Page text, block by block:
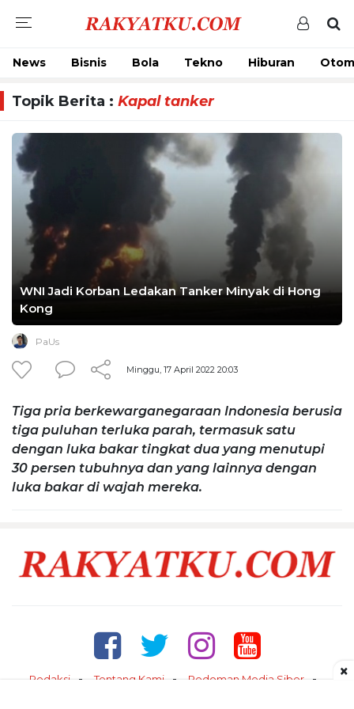
News Bisnis Bola Tekno Hiburan
Topik Berita : Kapal tanker
WNI Jadi Korban Ledakan Tanker Minyak di Hong
Kong
PaUs
Minggu, 17 April 2022 20:03
Tiga pria berkewarganegaraan Indonesia berusia
tiga puluhan terluka parah, termasuk satu
dengan luka bakar tingkat dua yang menutupi
30 persen tubuhnya dan yang lainnya dengan
luka bakar di wajah mereka.
Redaksi Tentang Kami
Pedoman Media Siber
×